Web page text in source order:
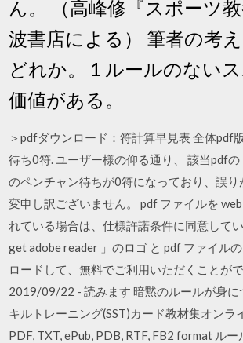
ん。 （高峰修『スポーツ
波書店による） 筆者の考
どれか。 1 ルールのない
価値がある。
＞pdfダウンロード：符計算早見表 全体pdf
待ち0符. ユーザー様の仰る通り、 該当pdfの
のペンチャン待ちが0符になっており、誤り
変申し訳ございません。 pdf ファイルを
れている場合は、仕様許諾条件に同意して
get adobe reader 」のロゴ と pdf ファイル
ロードして、無料でご利用いただくことがで
2019/09/22 - 読みます 暗黙のルールが身に
キルトレーニング(SST)カード教材集オンラ
PDF, TXT, ePub, PDB, RTF, FB2 format ルー